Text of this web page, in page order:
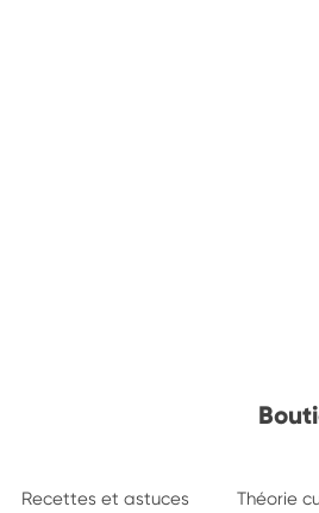
Recettes et astuces Théorie